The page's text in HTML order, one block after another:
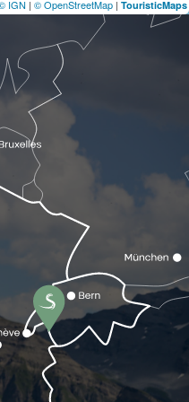
IGN | © OpenStreetMap | TouristicMaps